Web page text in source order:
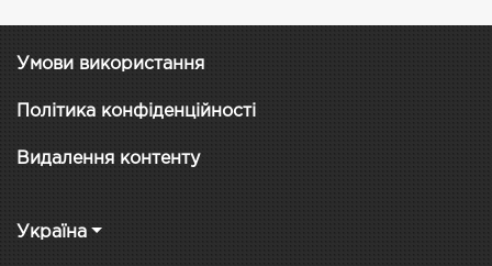
Умови використання
Політика конфіденційності
Видалення контенту
Україна